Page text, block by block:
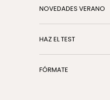
NOVEDADES VERANO
HAZ EL TEST
FÓRMATE